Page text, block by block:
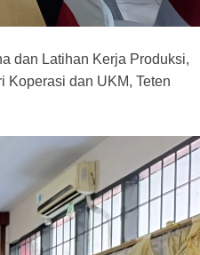
dan Latihan Kerja Produksi,
Koperasi dan UKM, Teten